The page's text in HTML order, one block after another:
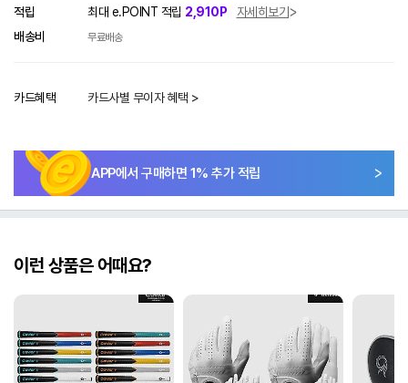
적립 최대 e.POINT 적립 2,910P
자세히보기
배송비
무료배송
카드혜택 카드사별 무이자 혜택 >
APP에서 구매하면 1% 추가 적립
이런 상품은 어때요?